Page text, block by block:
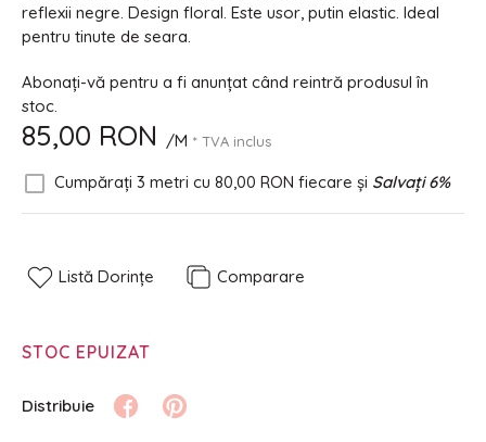
reflexii negre. Design floral. Este usor, putin elastic. Ideal
pentru tinute de seara.
Abonați-vă pentru a fi anunțat când reintră produsul în
stoc.
85,00 RON /M * TVA inclus
Cumpărați 3 metri cu 80,00 RON fiecare și Salvați6%
Listă Dorințe Comparare
STOC EPUIZAT